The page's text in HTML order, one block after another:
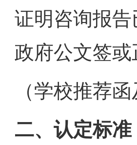
证明咨询报
政府公文签
（学校推荐
二、认定标准